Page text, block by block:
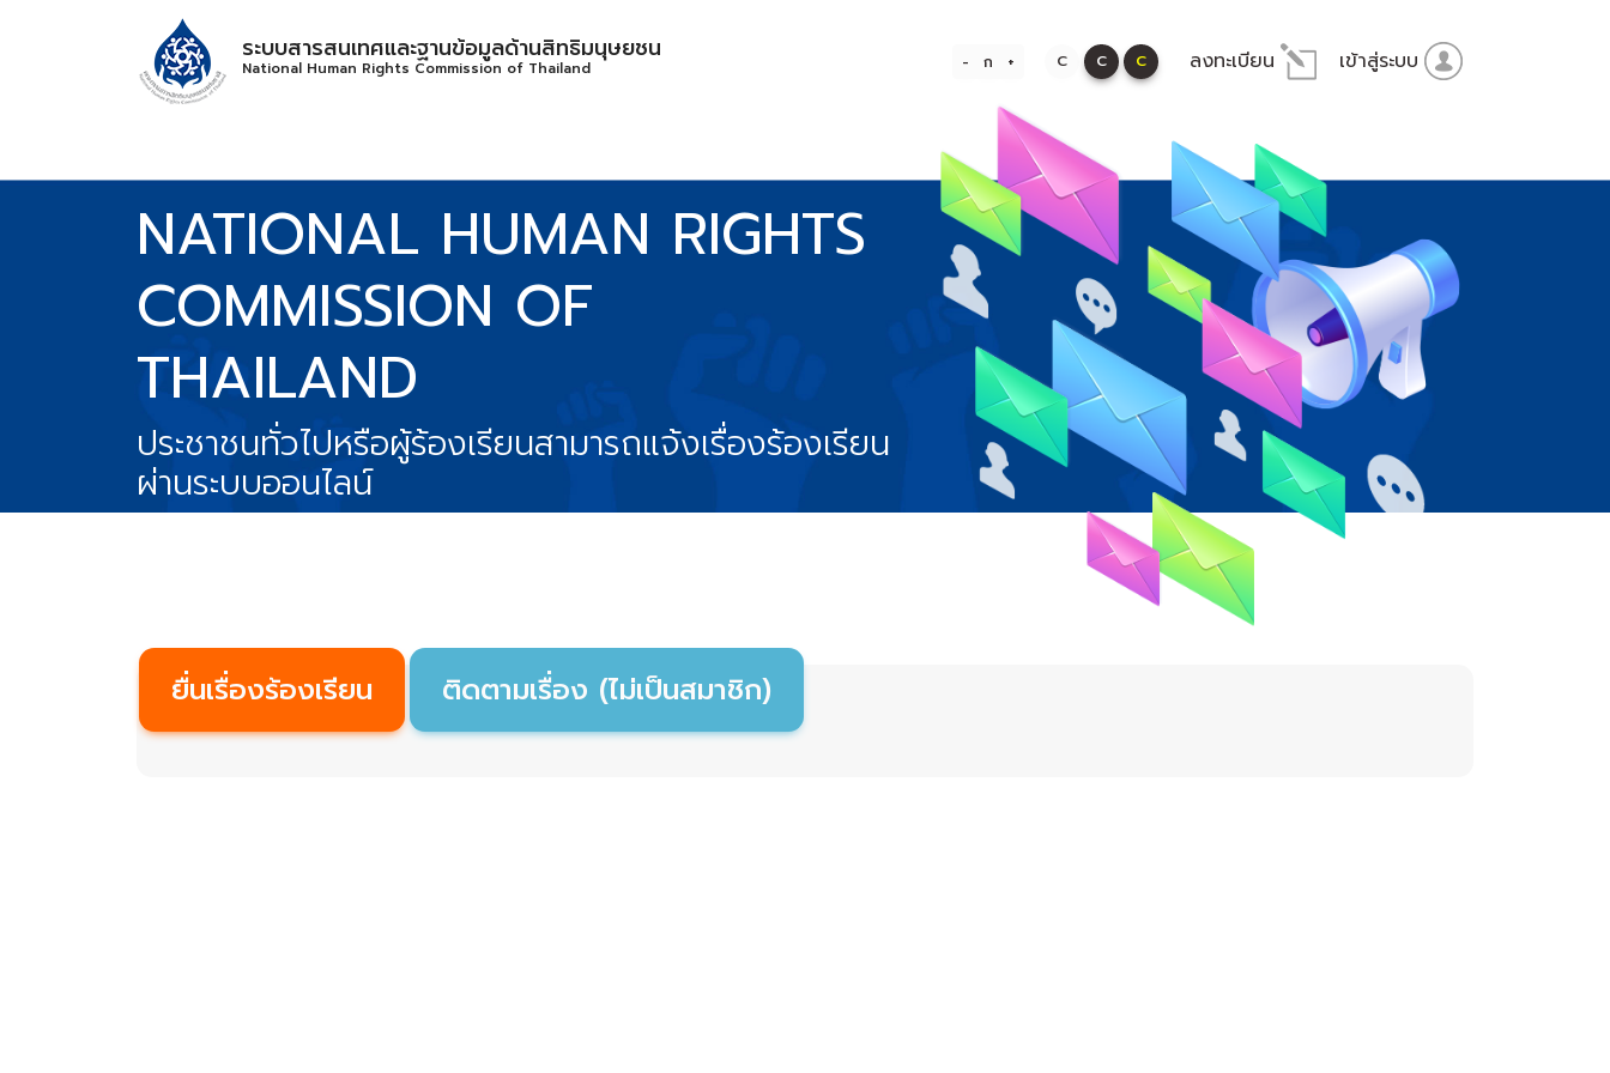
ระบบสารสนเทศและฐานข้อมูลด้านสิทธิมนุษยชน
National Human Rights Commission of Thailand - ก + C C C ลงทะเบียน เข้าสู่ระบบ
NATIONAL HUMAN RIGHTS
COMMISSION OF
THAILAND
ประชาชนทั่วไปหรือผู้ร้องเรียนสามารถแจ้งเรื่องร้องเรียน
ผ่านระบบออนไลน์
ยื่นเรื่องร้องเรียน ติดตามเรื่อง (ไม่เป็นสมาชิก)